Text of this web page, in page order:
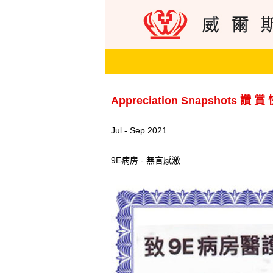
Appreciation Snapshots 讚 賞
Jul - Sep 2021
9E病房 - 無言感激